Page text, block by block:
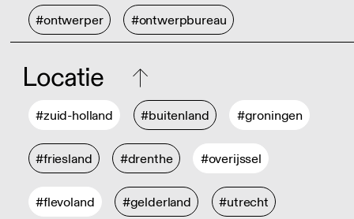
#ontwerper #ontwerpbureau
Locatie
#zuid-holland #buitenland #groningen
#friesland #drenthe #overijssel
#flevoland #gelderland #utrecht